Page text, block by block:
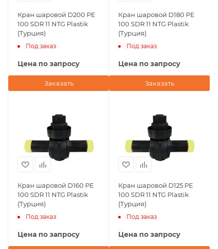
Кран шаровой D200 PE
100 SDR 11 NTG Plastik
(Турция)
Под заказ
Цена по запросу
Заказать
Кран шаровой D180 PE
100 SDR 11 NTG Plastik
(Турция)
Под заказ
Цена по запросу
Заказать
Кран шаровой D160 PE
100 SDR 11 NTG Plastik
(Турция)
Под заказ
Цена по запросу
Кран шаровой D125 PE
100 SDR 11 NTG Plastik
(Турция)
Под заказ
Цена по запросу